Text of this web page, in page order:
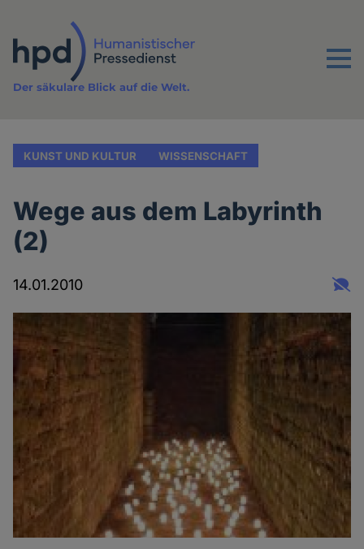
Inhalt
Menu
Der säkulare Blick auf die Welt.
KUNST UND KULTUR WISSENSCHAFT
Wege aus dem Labyrinth
(2)
14.01.2010